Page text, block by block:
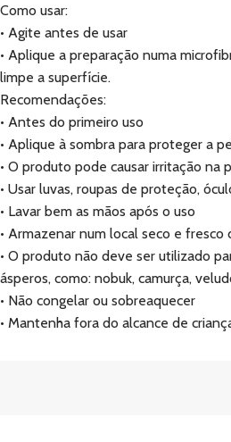
Como usar:
• Agite antes de usar
• Aplique a preparação numa
limpe a superfície.
Recomendações:
• Antes do primeiro uso
• Aplique à sombra para proteger a
• O produto pode causar irritação na
• Usar luvas, roupas de proteção,
• Lavar bem as mãos após o uso
• Armazenar num local seco e fresco
• O produto não deve ser utilizado
ásperos, como: nobuk, camurça,
• Não congelar ou sobreaquecer
• Mantenha fora do alcance de